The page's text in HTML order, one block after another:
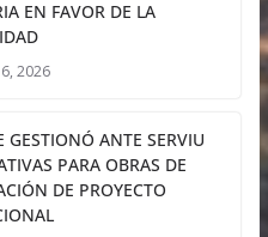
EN FAVOR DE LA
2026
GESTIONÓ ANTE SERVIU
PARA OBRAS DE
DE PROYECTO